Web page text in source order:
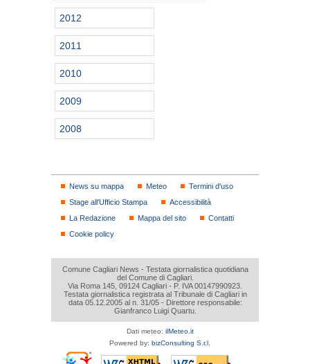
2012
2011
2010
2009
2008
News su mappa Meteo
Termini d'uso
Stage all'Ufficio Stampa
Accessibilità
La Redazione
Mappa del sito
Contatti
Cookie policy
Comune Cagliari News - Testata giornalistica quotidiana
del Comune di Cagliari.
Via Roma 145, 09124 Cagliari - P. IVA 00147990923.
Testata giornalistica registrata al Tribunale di Cagliari in
data 05.12.2005 al n. 31/05 - Direttore responsabile:
Gianfranco Luigi Quartu.
Dati meteo: ilMeteo.it
Powered by: bizConsulting S.r.l.